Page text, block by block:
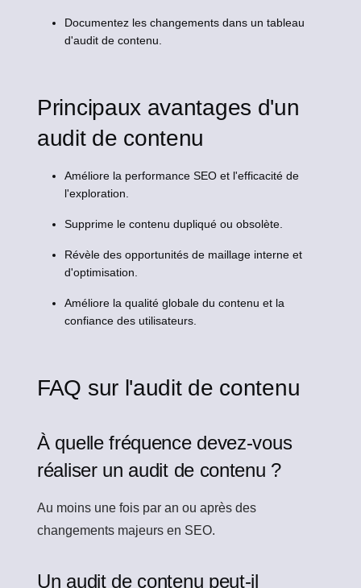
Documentez les changements dans un tableau
d'audit de contenu.
Principaux avantages d'un
audit de contenu
Améliore la performance SEO et l'efficacité de
l'exploration.
Supprime le contenu dupliqué ou obsolète.
Révèle des opportunités de maillage interne et
d'optimisation.
Améliore la qualité globale du contenu et la
confiance des utilisateurs.
FAQ sur l'audit de contenu
À quelle fréquence devez-vous
réaliser un audit de contenu ?
Au moins une fois par an ou après des
changements majeurs en SEO.
Un audit de contenu peut-il